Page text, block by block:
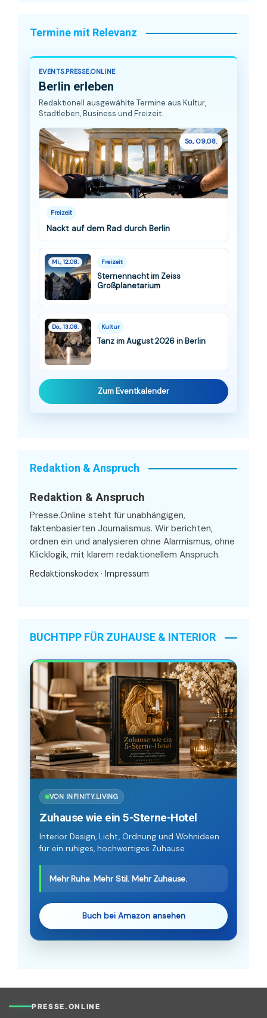
Termine mit Relevanz
EVENTS.PRESSE.ONLINE
Berlin erleben
Redaktionell ausgewählte Termine aus Kultur,
Stadtleben, Business und Freizeit.
So., 09.08.
Freizeit
Nackt auf dem Rad durch Berlin
Mi., 12.08. Freizeit
Sternennacht im Zeiss
Großplanetarium
Do., 13.08. Kultur
Tanz im August 2026 in Berlin
Zum Eventkalender
Redaktion & Anspruch
Redaktion & Anspruch
Presse.Online steht für unabhängigen,
faktenbasierten Journalismus. Wir berichten,
ordnen ein und analysieren ohne Alarmismus, ohne
Klicklogik, mit klarem redaktionellem Anspruch.
Redaktionskodex · Impressum
BUCHTIPP FÜR ZUHAUSE & INTERIOR
VON INFINITY.LIVING
Zuhause wie ein 5-Sterne-Hotel
Interior Design, Licht, Ordnung und Wohnideen
für ein ruhiges, hochwertiges Zuhause.
Mehr Ruhe. Mehr Stil. Mehr Zuhause.
Buch bei Amazon ansehen
PRESSE.ONLINE